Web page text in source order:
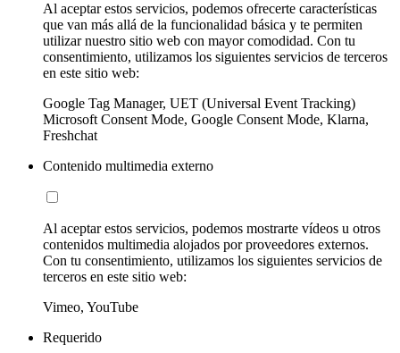
Al aceptar estos servicios, podemos ofrecerte características
que van más allá de la funcionalidad básica y te permiten
utilizar nuestro sitio web con mayor comodidad. Con tu
consentimiento, utilizamos los siguientes servicios de terceros
en este sitio web:
Google Tag Manager, UET (Universal Event Tracking)
Microsoft Consent Mode, Google Consent Mode, Klarna,
Freshchat
Contenido multimedia externo
Al aceptar estos servicios, podemos mostrarte vídeos u otros
contenidos multimedia alojados por proveedores externos.
Con tu consentimiento, utilizamos los siguientes servicios de
terceros en este sitio web:
Vimeo, YouTube
Requerido